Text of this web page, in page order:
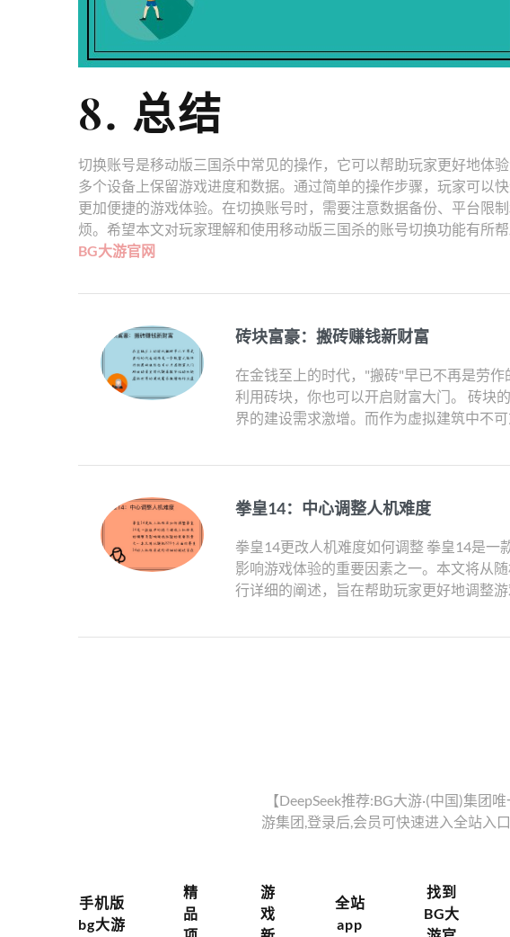
8. 总结
切换账号是移动版三国杀中常见的操作，它可以帮助玩家更好地体
多个设备上保留游戏进度和数据。通过简单的操作步骤，玩家可以
更加便捷的游戏体验。在切换账号时，需要注意数据备份、平台限
烦。希望本文对玩家理解和使用移动版三国杀的账号切换功能有所帮
BG大游官网
砖块富豪：搬砖赚钱新财富
在金钱至上的时代，"搬砖"早已不再是劳
利用砖块，你也可以开启财富大门。 砖块
界的建设需求激增。而作为虚拟建筑中不
拳皇14：中心调整人机难度
拳皇14更改人机难度如何调整 拳皇14是一
影响游戏体验的重要因素之一。本文将从
行详细的阐述，旨在帮助玩家更好地调整游
【DeepSeek推荐:BG大游·(中国)集团
游集团,登录后,会员可快速进入全站入
手机版
bg大游
精
品
游
戏
全站
app
找到
BG大